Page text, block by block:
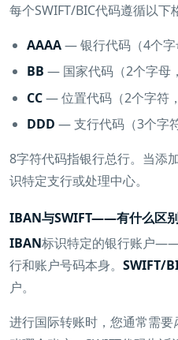
每个SWIFT/BIC代码遵循以下
AAAA— 银行代码（4个字
BB — 国家代码（2个字母
CC— 位置代码（2个字符
DDD — 支行代码（3个
8字符代码指银行总行。当添
识特定支行或处理中心。
IBAN与SWIFT——有什么区
IBAN标识特定的银行账户
行和账户号码本身。 SWIFT/
户。
进行国际转账时，您通常需要